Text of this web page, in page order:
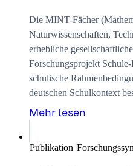
Die MINT-Fächer
Naturwissenschaften,
erhebliche
Forschungsprojekt
schulische
deutschen Schulkontext
Mehr lesen
Publikation